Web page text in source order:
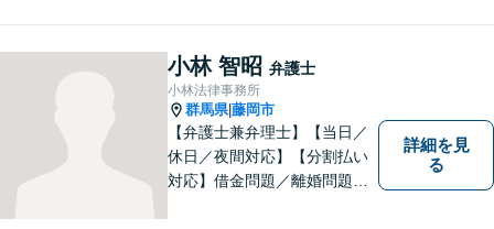
小林 智昭 弁護士
小林法律事務所
群馬県|藤岡市
【弁護士兼弁理士】【当日／
休日／夜間対応】【分割払い
対応】借金問題／離婚問題／
詳細を見
る